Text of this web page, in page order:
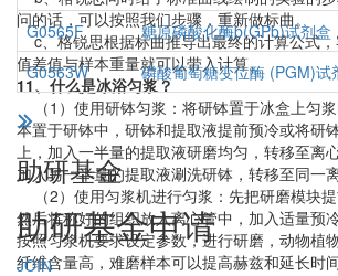
问的话，可以按照我们步骤，重新做标曲。
c、格锐思根据标曲推导出最终的计算公式
值差值与样本重量就可以带入计算。
11、什么是冰浴匀浆？
（1）使用研钵匀浆：将研钵置于冰盒上匀
本置于研钵中，研钵和提取液提前预冷或将研
上，加入一半量的提取液研磨均匀，转移至离
加入另一半量的提取液涮洗研钵，转移至同一
（2）使用匀浆机进行匀浆：先把研磨模块
然后将称好的组织放入离心管中，加入适量预
按照匀浆机要求设定参数，进行研磨，动物植
纤维含量高，难磨样本可以提高赫兹和延长时
G0565F
糖原磷酸化酶b(GPb)试剂盒
G0563W
磷酸葡萄糖变位酶 (PGM)试
助研基金
助研基金申请
JOIN